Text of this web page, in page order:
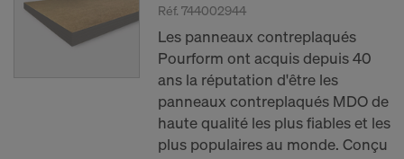
Réf. 744002944
Les panneaux contreplaqués
Pourform ont acquis depuis 40
ans la réputation d'être les
panneaux contreplaqués MDO de
haute qualité les plus fiables et les
plus populaires au monde. Conçu